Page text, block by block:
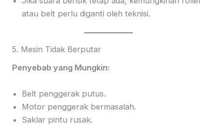
atau belt perlu diganti oleh teknisi.
5. Mesin Tidak Berputar
Penyebab yang Mungkin:
Belt penggerak putus.
Motor penggerak bermasalah.
Saklar pintu rusak.